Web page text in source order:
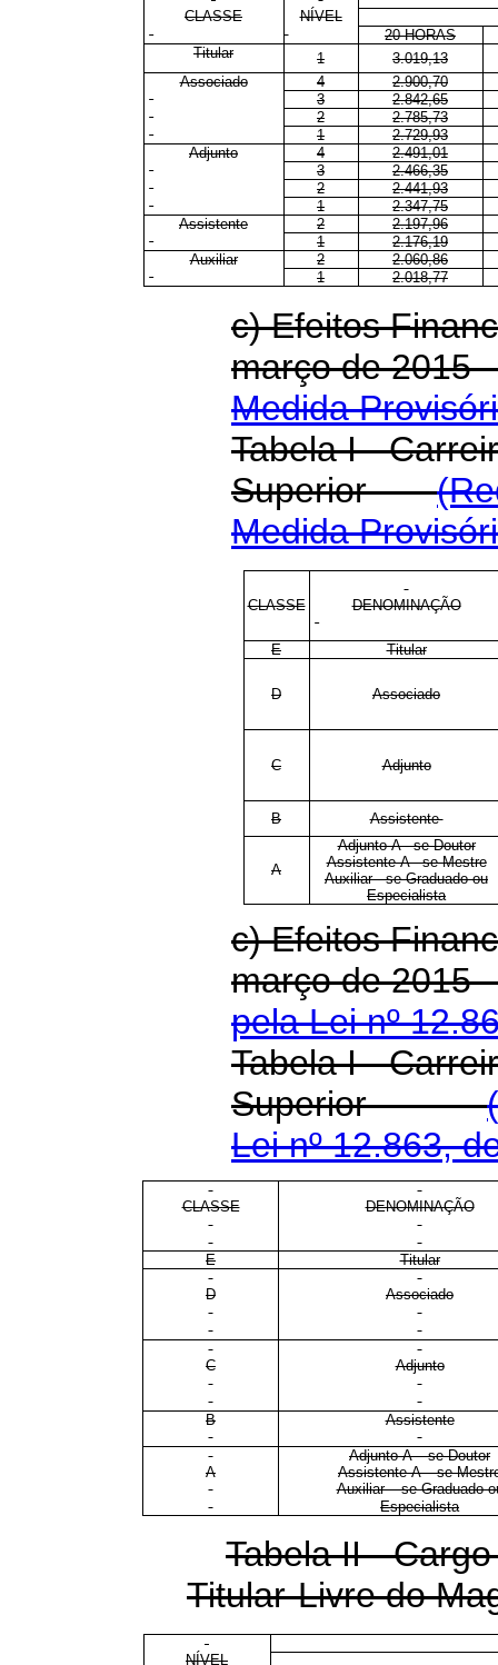
CLASSE
NÍVEL
20 HORAS
Titular
1
3.019,13
Associado
4
2.900,70
3
2.842,65
2
2.785,73
1
2.729,93
Adjunto
4
2.491,01
3
2.466,35
2
2.441,93
1
2.347,75
Assistente
2
2.197,96
1
2.176,19
Auxiliar
2
2.060,86
1
2.018,77
c) Efeitos
março de 2015
Medida
Tabela I -
Superior
Medida
CLASSE DENOMINAÇÃO
E Titular
D Associado
C Adjunto
B Assistente
A
Adjunto-A - se Doutor
Assistente-A - se Mestre
Auxiliar - se Graduado ou
Especialista
c) Efeitos
março de 2015
pela Lei nº
Tabela I -
Superior
Lei nº 12.863,
CLASSE DENOMINAÇÃO
E Titular
D Associado
C Adjunto
B Assistente
Adjunto-A – se Doutor
A
Assistente-A – se
Auxiliar – se Graduado
Especialista
Tabela II -
Titular-Livre do
NÍVEL